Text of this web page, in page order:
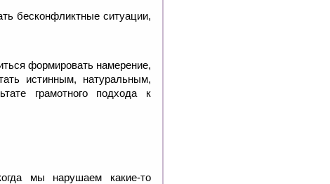
бесконфликтные ситуации,
формировать намерение,
истинным, натуральным,
грамотного подхода к
мы нарушаем какие-то